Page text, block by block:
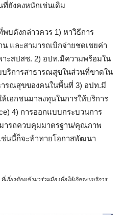
ยังคงหนักเช่นเดิม
บดังกล่าวควร 1) หาวิธีการ
และสามารถเบิกจ่ายชดเชยค่า
ะสปสช. 2) อปท.มีความพร้อมใน
บริการสาธารณสุขในส่วนที่ขาดใน
รณสุขของคนในพื้นที่ 3) อปท.มี
เอกชนมาลงทุนในการให้บริการ
4) การออกแบบกระบวนการ
ารถควบคุมมาตรฐาน/คุณภาพ
ช่นนี้ก็จะท้าทายโอกาสพัฒนา
กี่ยวข้องเข้ามาร่วมมือ เพื่อให้เกิดระบบริการ